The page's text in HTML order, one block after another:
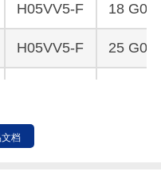
H05VV5-F 18
H05VV5-F 25
H05VV5-F
档